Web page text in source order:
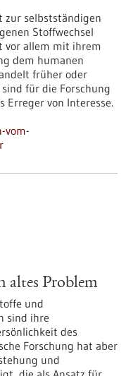
zur selbstständigen
Stoffwechsel
vor allem mit ihrem
dem humanen
früher oder
für die Forschung
Erreger von Interesse.
vom-
altes Problem
und
sind ihre
des
Forschung hat aber
und